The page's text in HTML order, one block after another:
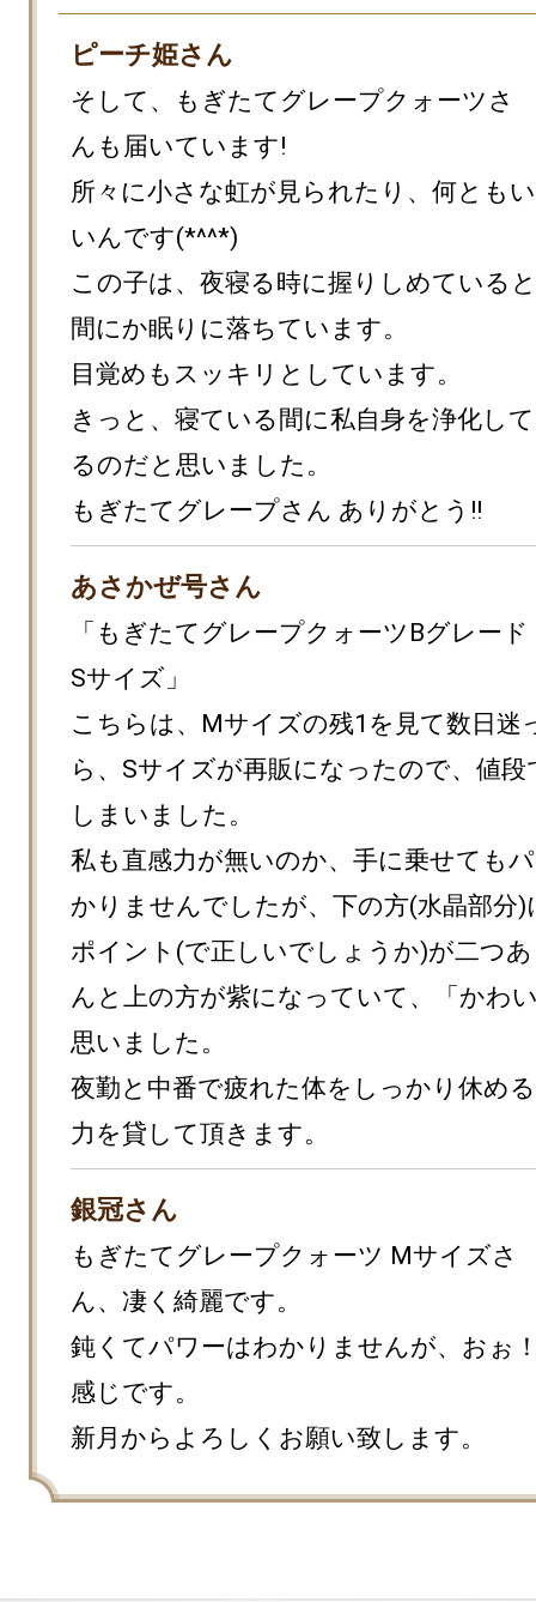
ピーチ姫さん
そして、もぎたてグレープクォーツさ
んも届いています!
所々に小さな虹が見られたり、何とも
いんです(*^^*)
この子は、夜寝る時に握りしめている
間にか眠りに落ちています。
目覚めもスッキリとしています。
きっと、寝ている間に私自身を浄化し
るのだと思いました。
もぎたてグレープさん ありがとう!!
あさかぜ号さん
「もぎたてグレープクォーツBグレード
Sサイズ」
こちらは、Mサイズの残1を見て数日迷
ら、Sサイズが再販になったので、値段
しまいました。
私も直感力が無いのか、手に乗せても
かりませんでしたが、下の方(水晶部分)
ポイント(で正しいでしょうか)が二つ
んと上の方が紫になっていて、「かわ
思いました。
夜勤と中番で疲れた体をしっかり休め
力を貸して頂きます。
銀冠さん
もぎたてグレープクォーツ Mサイズさ
ん、凄く綺麗です。
鈍くてパワーはわかりませんが、おぉ
感じです。
新月からよろしくお願い致します。